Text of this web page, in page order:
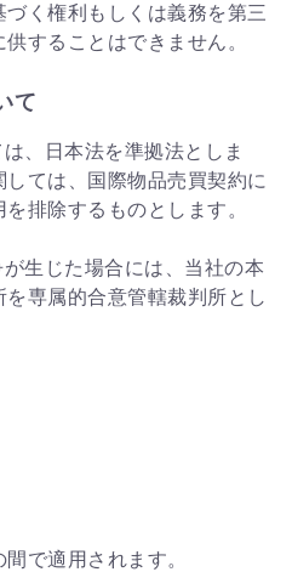
く権利もしくは義務を第三
することはできません。
て
、日本法を準拠法としま
ては、国際物品売買契約に
排除するものとします。
生じた場合には、当社の本
専属的合意管轄裁判所とし
で適用されます。